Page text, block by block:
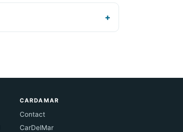
CARDAMAR
Contact
CarDelMar